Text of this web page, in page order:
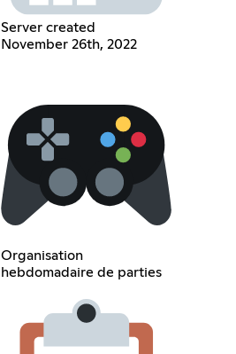
Server created
November 26th, 2022
Organisation
hebdomadaire de parties